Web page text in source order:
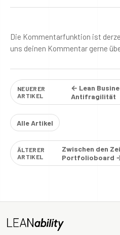
Die Kommentarfunktion ist
uns deinen Kommentar gerne
NEUERER
ARTIKEL
← Lean
Antifragilität
Alle Artikel
ÄLTERER
ARTIKEL
Zwischen den
Portfolioboard